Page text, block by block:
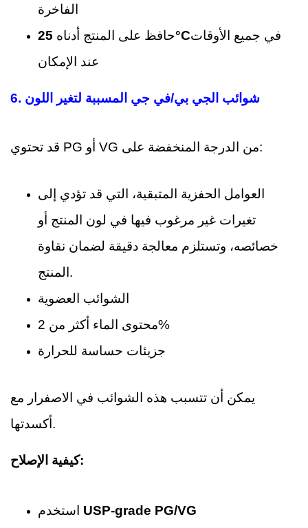
الفاخرة
حافظ على المنتج أدناه25°Cفي جميع الأوقات
عند الإمكان
6. شوائب الجي بي/في جي المسببة لتغير اللون
قد تحتوي PG أو VG من الدرجة المنخفضة على:
العوامل الحفزية المتبقية، التي قد تؤدي إلى
تغيرات غير مرغوب فيها في لون المنتج أو
خصائصه، وتستلزم معالجة دقيقة لضمان نقاوة
المنتج.
الشوائب العضوية
محتوى الماء أكثر من 2%
جزيئات حساسة للحرارة
يمكن أن تتسبب هذه الشوائب في الاصفرار مع
أكسدتها.
كيفية الإصلاح:
USP-grade PG/VG